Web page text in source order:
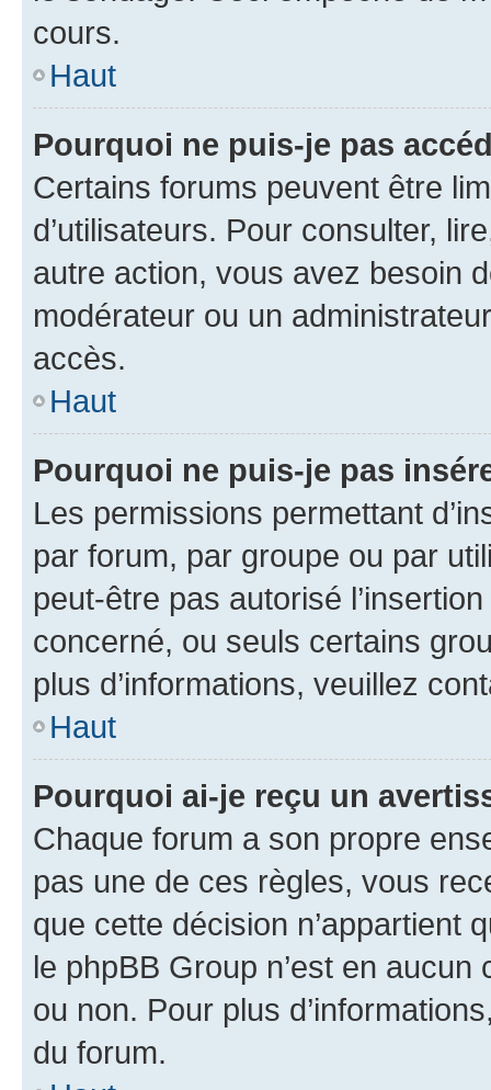
cours.
Haut
Pourquoi ne puis-je pas
Certains forums peuvent être
d’utilisateurs. Pour consulter,
autre action, vous avez besoin
modérateur ou un
accès.
Haut
Pourquoi ne puis-je pas
Les permissions permettant
par forum, par groupe ou par
peut-être pas autorisé
concerné, ou seuls certains
plus d’informations, veuillez
Haut
Pourquoi ai-je reçu un
Chaque forum a son propre
pas une de ces règles, vous
que cette décision n’appartient
le phpBB Group n’est en
ou non. Pour plus
du forum.